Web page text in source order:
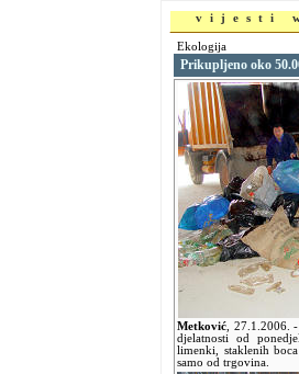
vijesti
Ekologija
Prikupljeno oko
Metković 27.1.2006.
djelatnosti od
limenki, staklenih
samo od trgovina.